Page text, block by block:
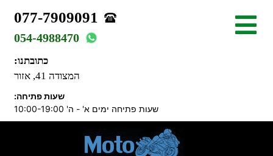
077-7909091
054-4988470
כתובתנו:
המצודה 41, אזור
שעות פתיחה:
שעות פתיחה ימים א' - ה' 10:00-19:00